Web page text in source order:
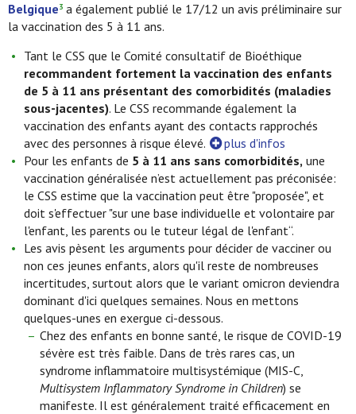
Belgique3 a également publié le 17/12 un avis préliminaire sur
la vaccination des 5 à 11 ans.
Tant le CSS que le Comité consultatif de Bioéthique
recommandent fortement la vaccination des enfants
de 5 à 11 ans présentant des comorbidités (maladies
sous-jacentes). Le CSS recommande également la
vaccination des enfants ayant des contacts rapprochés
avec des personnes à risque élevé.
plus d'infos
Pour les enfants de 5 à 11 ans sans comorbidités, une
vaccination généralisée n’est actuellement pas préconisée:
le CSS estime que la vaccination peut être "proposée", et
doit s'effectuer "sur une base individuelle et volontaire par
l'enfant, les parents ou le tuteur légal de l'enfant“.
Les avis pèsent les arguments pour décider de vacciner ou
non ces jeunes enfants, alors qu'il reste de nombreuses
incertitudes, surtout alors que le variant omicron deviendra
dominant d'ici quelques semaines. Nous en mettons
quelques-unes en exergue ci-dessous.
Chez des enfants en bonne santé, le risque de COVID-19
sévère est très faible. Dans de très rares cas, un
syndrome inflammatoire multisystémique (MIS-C,
Multisystem Inflammatory Syndrome in Children) se
manifeste. Il est généralement traité efficacement en